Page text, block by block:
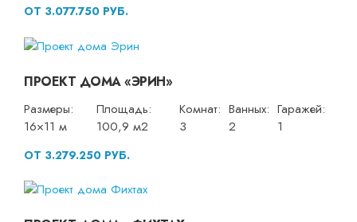
ОТ 3.077.750 РУБ.
ПРОЕКТ ДОМА «ЭРИН»
Размеры:
16×11 м
Площадь:
100,9 м2
Комнат:
3
Ванных:
2
Гаражей:
1
ОТ 3.279.250 РУБ.